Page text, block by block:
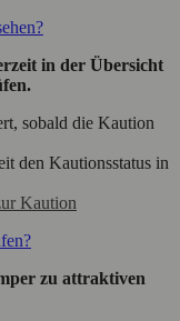
in der Übersicht
sobald die Kaution
den Kautionsstatus in
Kaution
zu attraktiven